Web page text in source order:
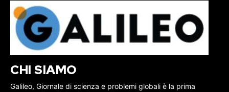
CHI SIAMO
Galileo, Giornale di scienza e problemi globali è la prima